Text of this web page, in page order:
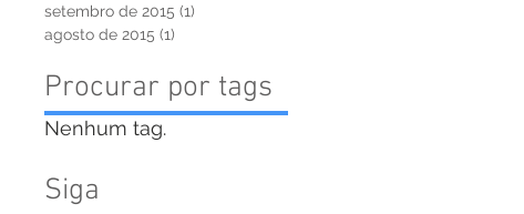
setembro de 2015 (1)
agosto de 2015 (1)
Procurar por tags
Nenhum tag.
Siga